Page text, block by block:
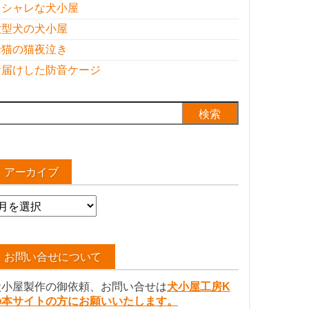
ャレな犬小屋
犬の犬小屋
の猫夜泣き
けした防音ケージ
アーカイブ
お問い合せについて
屋製作の御依頼、お問い合せは犬小屋工房K
サイトの方にお願いいたします。